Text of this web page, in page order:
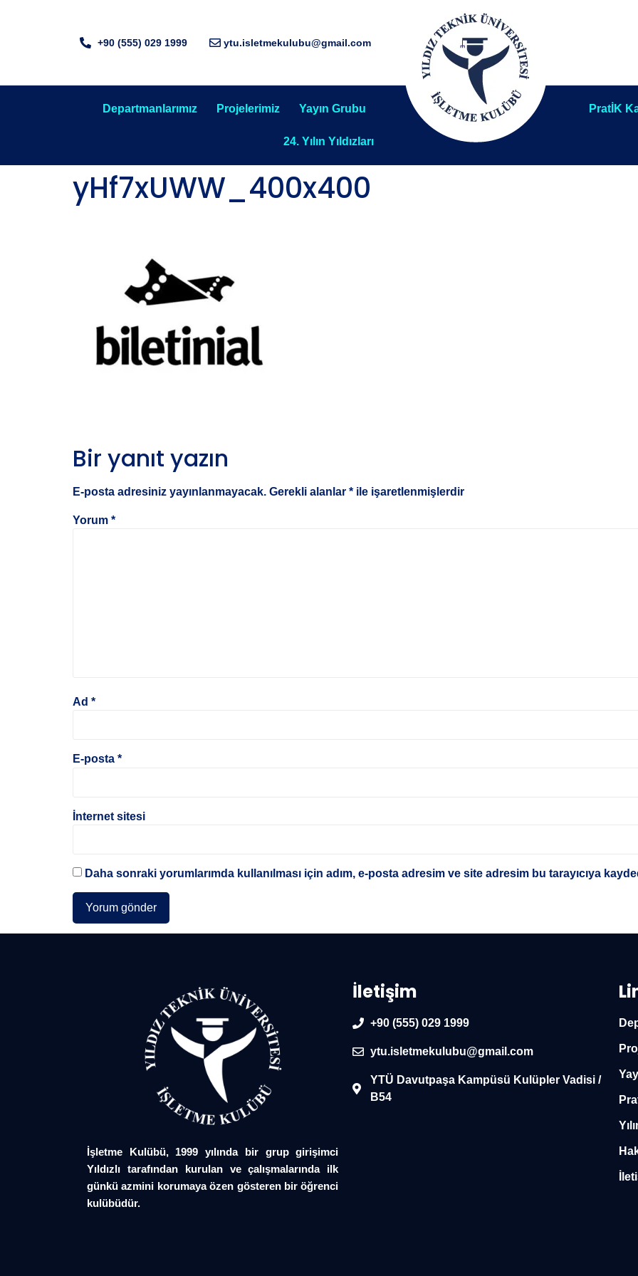
+90 (555) 029 1999 ytu.isletmekulubu@gmail.com
Departmanlarımız Projelerimiz Yayın Grubu
24. Yılın Yıldızları
PratİK
yHf7xUWW_400x400
Bir yanıt yazın
E-posta adresiniz yayınlanmayacak. Gerekli alanlar * ile işaretlenmişlerdir
Yorum *
Ad *
E-posta *
İnternet sitesi
Daha sonraki yorumlarımda kullanılması için adım, e-posta adresim ve site adresim bu tarayıcıya
İşletme Kulübü, 1999 yılında bir grup girişimci
Yıldızlı tarafından kurulan ve çalışmalarında ilk
günkü azmini korumaya özen gösteren bir öğrenci
kulübüdür.
İletişim
+90 (555) 029 1999
ytu.isletmekulubu@gmail.com
YTÜ Davutpaşa Kampüsü Kulüpler Vadisi /
B54